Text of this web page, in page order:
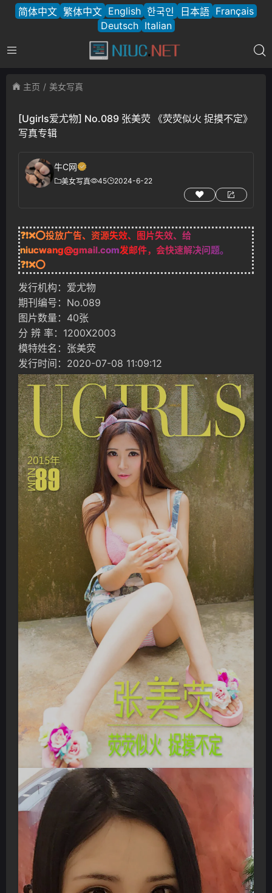
简体中文 繁体中文 English 한국인 日本語 Français
Deutsch Italian
主页 美女写真
[Ugirls爱尤物] No.089 张美荧 《荧荧似火 捉摸不定》
写真专辑
牛C网
美女写真 45 2024-6-22
❓❗❌⭕投放广告、资源失效、图片失效、给
niucwang@gmail.com发邮件，会快速解决问题。
❓❗❌⭕
发行机构：爱尤物
期刊编号：No.089
图片数量：40张
分 辨 率：1200X2003
模特姓名：张美荧
发行时间：2020-07-08 11:09:12